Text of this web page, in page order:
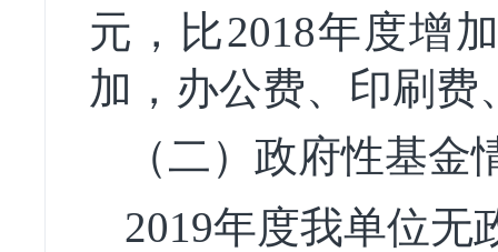
元，比2018年度增
加，办公费、印刷
（二）政府性基金
2019年度我单位无